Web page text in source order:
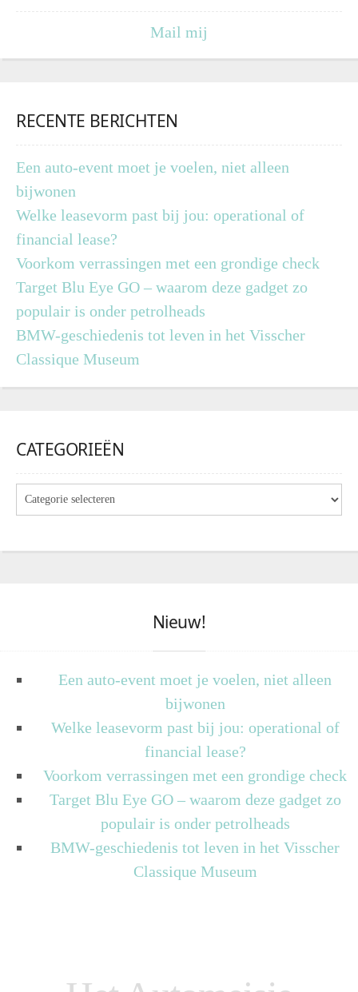
Mail mij
RECENTE BERICHTEN
Een auto-event moet je voelen, niet alleen
bijwonen
Welke leasevorm past bij jou: operational of
financial lease?
Voorkom verrassingen met een grondige check
Target Blu Eye GO – waarom deze gadget zo
populair is onder petrolheads
BMW-geschiedenis tot leven in het Visscher
Classique Museum
CATEGORIEËN
Nieuw!
Een auto-event moet je voelen, niet alleen
bijwonen
Welke leasevorm past bij jou: operational of
financial lease?
Voorkom verrassingen met een grondige check
Target Blu Eye GO – waarom deze gadget zo
populair is onder petrolheads
BMW-geschiedenis tot leven in het Visscher
Classique Museum